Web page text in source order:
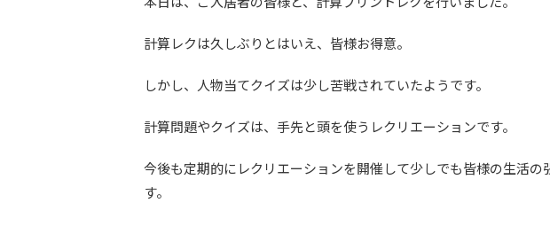
計算レクは久しぶりとはいえ、皆様お得意。
しかし、人物当てクイズは少し苦戦されていたようです。
計算問題やクイズは、手先と頭を使うレクリエーションです。
今後も定期的にレクリエーションを開催して少しでも皆様の生活の
す。